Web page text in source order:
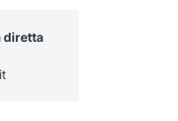
diretta